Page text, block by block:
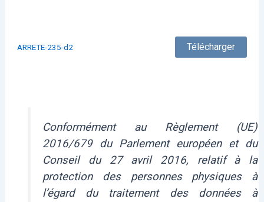
ARRETE-235-d2 Télécharger
Conformément au Règlement (UE)
2016/679 du Parlement européen et du
Conseil du 27 avril 2016, relatif à la
protection des personnes physiques à
l’égard du traitement des données à